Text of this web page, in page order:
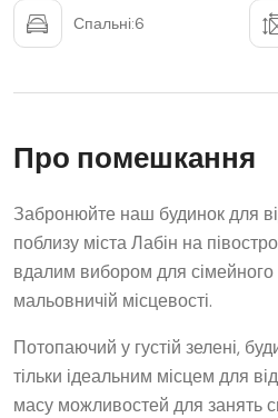
Спальні:6
Про помешкання
Забронюйте наш будинок для
поблизу міста Лабін на
вдалим вибором для сімейного
мальовничій місцевості.
Потопаючий у густій ​​зелені,
тільки ідеальним місцем для
масу можливостей для занять